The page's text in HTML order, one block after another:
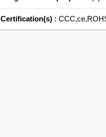
Certification(s) :